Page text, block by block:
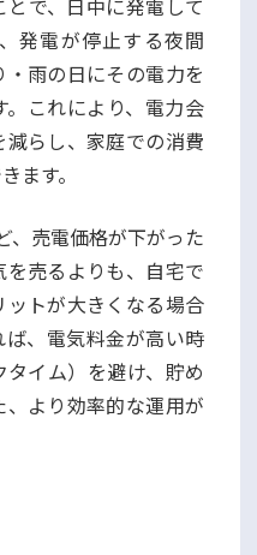
で、日中に発電して
発電が停止する夜間
雨の日にその電力を
これにより、電力会
らし、家庭での消費
ます。
、売電価格が下がった
売るよりも、自宅で
トが大きくなる場合
、電気料金が高い時
イム）を避け、貯め
より効率的な運用が